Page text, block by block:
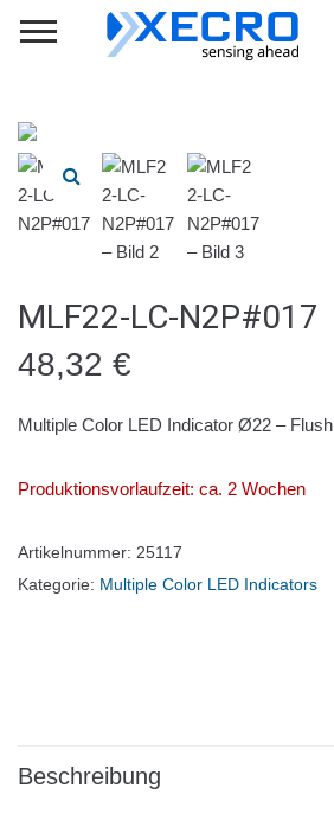
MLF22-LC-N2P#017
48,32 €
Multiple Color LED Indicator Ø22 – Flush
Produktionsvorlaufzeit: ca. 2 Wochen
Artikelnummer: 25117
Kategorie: Multiple Color LED Indicators
Beschreibung